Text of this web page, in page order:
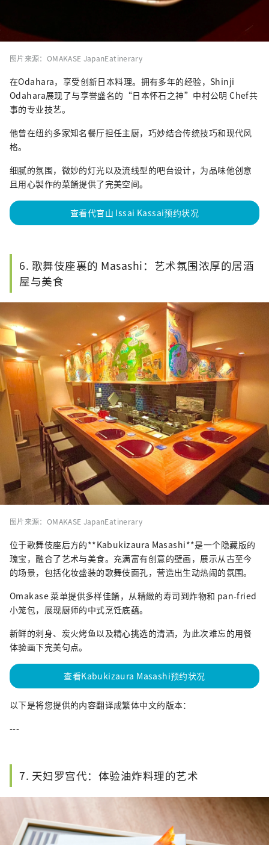
图片来源：OMAKASE JapanEatinerary
在Odahara，享受创新日本料理。拥有多年的经验，Shinji
Odahara展现了与享誉盛名的“日本怀石之神”中村公明 Chef共
事的专业技艺。
他曾在纽约多家知名餐厅担任主厨，巧妙结合传统技巧和现代风
格。
细腻的氛围，微妙的灯光以及流线型的吧台设计，为品味他创意
且用心製作的菜餚提供了完美空间。
查看代官山 Issai Kassai预约状况
6. 歌舞伎座裏的 Masashi：艺术氛围浓厚的居酒
屋与美食
图片来源：OMAKASE JapanEatinerary
位于歌舞伎座后方的**Kabukizaura Masashi**是一个隐藏版的
瑰宝，融合了艺术与美食。充满富有创意的壁画，展示从古至今
的场景，包括化妆盛装的歌舞伎面孔，营造出生动热闹的氛围。
Omakase 菜单提供多样佳餚，从精緻的寿司到炸物和 pan-fried
小笼包，展现厨师的中式烹饪底蕴。
新鲜的刺身、炭火烤鱼以及精心挑选的清酒，为此次难忘的用餐
体验画下完美句点。
查看Kabukizaura Masashi预约状况
以下是将您提供的内容翻译成繁体中文的版本：
---
7. 天妇罗宫代：体验油炸料理的艺术